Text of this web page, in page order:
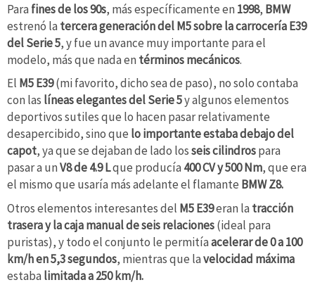
Para fines de los 90s, más específicamente en 1998, BMW
estrenó la tercera generación del M5sobre la carrocería E39
del Serie 5, y fue un avance muy importante para el
modelo, más que nada en términos mecánicos.
El M5 E39(mi favorito, dicho sea de paso), no solo contaba
con las líneas elegantes del Serie 5y algunos elementos
deportivos sutiles que lo hacen pasar relativamente
desapercibido, sino que lo importante estaba debajo del
capot, ya que se dejaban de lado losseis cilindrospara
pasar a unV8 de 4.9 Lque producía 400 CV y 500 Nm, que era
el mismo que usaría más adelante el flamante BMW Z8.
Otros elementos interesantes del M5 E39eran la tracción
trasera y la caja manual de seis relaciones(ideal para
puristas), y todo el conjunto le permitíaacelerar de 0 a 100
km/h en 5,3 segundos, mientras que lavelocidad máxima
estaba limitada a 250 km/h.